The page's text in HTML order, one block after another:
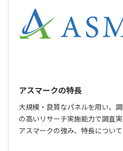
アスマークの特長
大規模・良質なパネルを用い、
の高いリサーチ実施能力で調査実
アスマークの強み、特長について